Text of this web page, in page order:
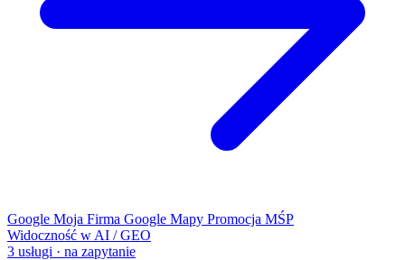
Google Moja Firma Google Mapy Promocja MŚP
Widoczność w AI / GEO
3 usługi · na zapytanie